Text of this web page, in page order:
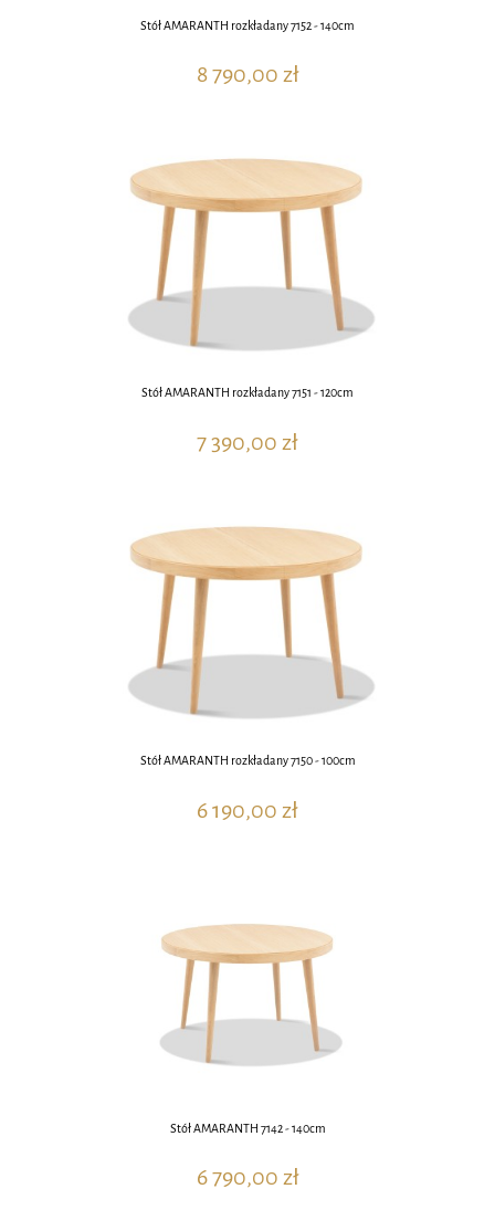
Stół AMARANTH rozkładany 7152 - 140cm
8 790,00 zł
Stół AMARANTH rozkładany 7151 - 120cm
7 390,00 zł
Stół AMARANTH rozkładany 7150 - 100cm
6 190,00 zł
Stół AMARANTH 7142 - 140cm
6 790,00 zł